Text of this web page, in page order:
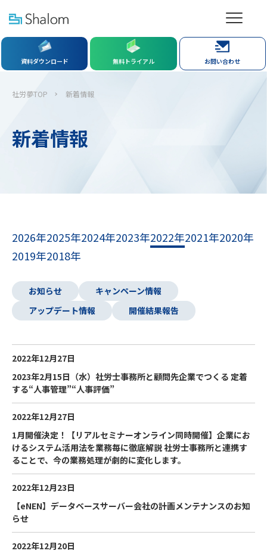
資料ダウンロード 無料トライアル お問い合わせ
社労夢TOP 新着情報
新着情報
2026年2025年2024年2023年2022年2021年2020年
2019年2018年
お知らせ
キャンペーン情報
アップデート情報
開催結果報告
2022年12月27日
2023年2月15日（水）社労士事務所と顧問先企業でつくる 定着
する“人事管理”“人事評価”
2022年12月27日
1月開催決定！【リアルセミナーオンライン同時開催】企業にお
けるシステム活用法を業務毎に徹底解説 社労士事務所と連携す
ることで、今の業務処理が劇的に変化します。
2022年12月23日
【eNEN】データベースサーバー会社の計画メンテナンスのお知
らせ
2022年12月20日